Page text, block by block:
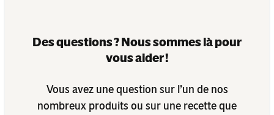
Des questions ? Nous sommes là pour
vous aider !
Vous avez une question sur l’un de nos
nombreux produits ou sur une recette que